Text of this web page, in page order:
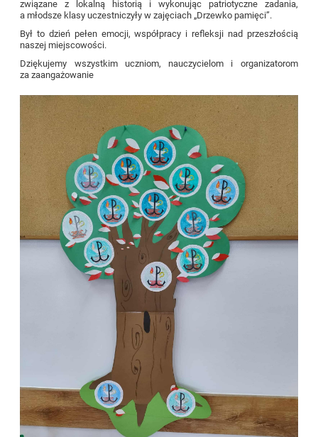
związane z lokalną historią i wykonując patriotyczne zadania,
a młodsze klasy uczestniczyły w zajęciach „Drzewko pamięci”.
Był to dzień pełen emocji, współpracy i refleksji nad przeszłością
naszej miejscowości.
Dziękujemy wszystkim uczniom, nauczycielom i organizatorom
za zaangażowanie